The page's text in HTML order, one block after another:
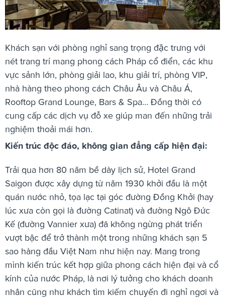
Khách sạn với phòng nghỉ sang trọng đặc trưng với
nét trang trí mang phong cách Pháp cổ điển, các khu
vực sảnh lớn, phòng giải lao, khu giải trí, phòng VIP,
nhà hàng theo phong cách Châu Âu và Châu Á,
Rooftop Grand Lounge, Bars & Spa… Đồng thời có
cung cấp các dịch vụ đỗ xe giúp man đến những trải
nghiệm thoải mái hơn.
Kiến trúc độc đáo, không gian đẳng cấp hiện đại:
Trải qua hơn 80 năm bề dày lịch sử, Hotel Grand
Saigon được xây dựng từ năm 1930 khởi đầu là một
quán nước nhỏ, tọa lạc tại góc đường Đồng Khởi (hay
lúc xưa còn gọi là đường Catinat) và đường Ngô Đức
Kế (đường Vannier xưa) đã không ngừng phát triển
vượt bậc để trở thành một trong những khách sạn 5
sao hàng đầu Việt Nam như hiện nay. Mang trong
mình kiến trúc kết hợp giữa phong cách hiện đại và cổ
kính của nước Pháp, là nơi lý tưởng cho khách doanh
nhân cũng như khách tìm kiếm chuyến đi nghỉ ngơi và